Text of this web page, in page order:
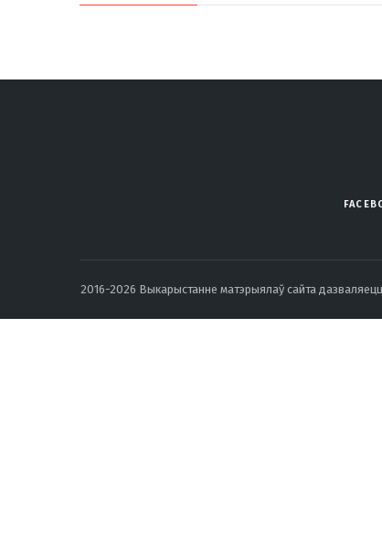
2016-2026 Выкарыстанне матэрыялаў сайта